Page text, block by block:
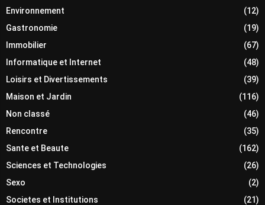
Environnement
(12)
Gastronomie
(19)
Immobilier
(67)
Informatique et Internet
(48)
Loisirs et Divertissements
(39)
Maison et Jardin
(116)
Non classé
(46)
Rencontre
(35)
Sante et Beaute
(162)
Sciences et Technologies
(26)
Sexo
(2)
Societes et Institutions
(21)